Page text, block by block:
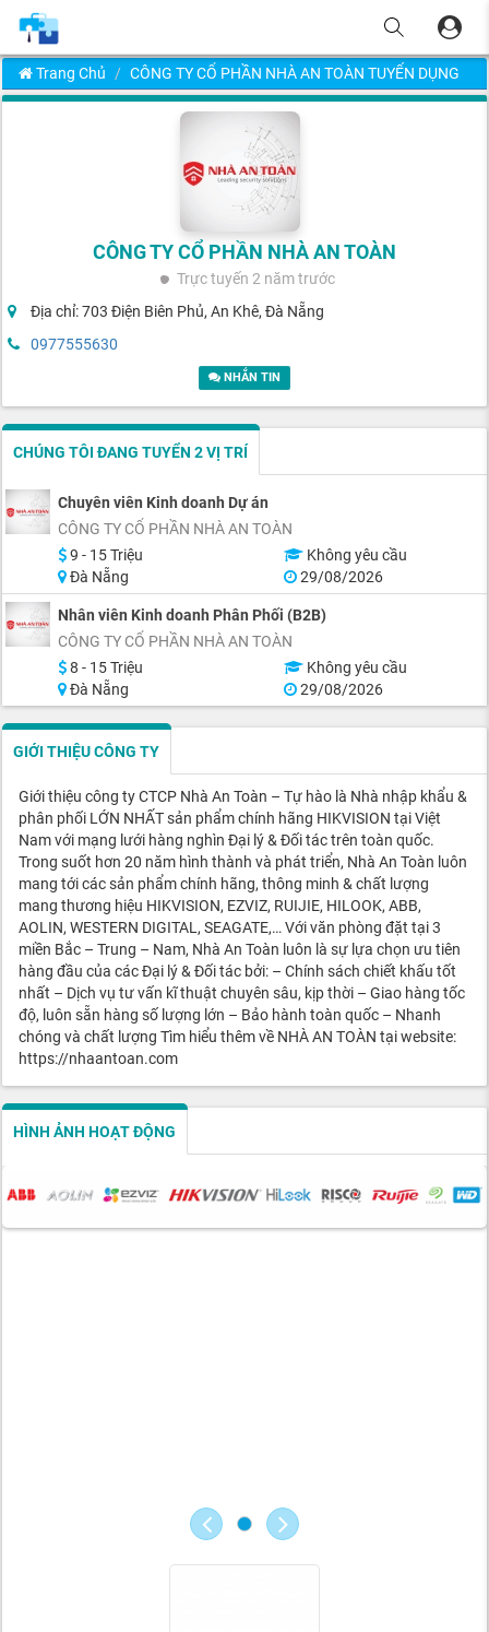
Trang Chủ CÔNG TY CỔ PHẦN NHÀ AN TOÀN TUYỂN DỤNG
CÔNG TY CỔ PHẦN NHÀ AN TOÀN
Trực tuyến 2 năm trước
Địa chỉ: 703 Điện Biên Phủ, An Khê, Đà Nẵng
0977555630
NHẮN TIN
CHÚNG TÔI ĐANG TUYỂN 2 VỊ TRÍ
Chuyên viên Kinh doanh Dự án
CÔNG TY CỔ PHẦN NHÀ AN TOÀN
9 - 15 Triệu
Không yêu cầu
Đà Nẵng
29/08/2026
Nhân viên Kinh doanh Phân Phối (B2B)
CÔNG TY CỔ PHẦN NHÀ AN TOÀN
8 - 15 Triệu
Không yêu cầu
Đà Nẵng
29/08/2026
GIỚI THIỆU CÔNG TY
Giới thiệu công ty CTCP Nhà An Toàn – Tự hào là Nhà nhập khẩu &
phân phối LỚN NHẤT sản phẩm chính hãng HIKVISION tại Việt
Nam với mạng lưới hàng nghìn Đại lý & Đối tác trên toàn quốc.
Trong suốt hơn 20 năm hình thành và phát triển, Nhà An Toàn luôn
mang tới các sản phẩm chính hãng, thông minh & chất lượng
mang thương hiệu HIKVISION, EZVIZ, RUIJIE, HILOOK, ABB,
AOLIN, WESTERN DIGITAL, SEAGATE,… Với văn phòng đặt tại 3
miền Bắc – Trung – Nam, Nhà An Toàn luôn là sự lựa chọn ưu tiên
hàng đầu của các Đại lý & Đối tác bởi: – Chính sách chiết khấu tốt
nhất – Dịch vụ tư vấn kĩ thuật chuyên sâu, kịp thời – Giao hàng tốc
độ, luôn sẵn hàng số lượng lớn – Bảo hành toàn quốc – Nhanh
chóng và chất lượng Tìm hiểu thêm về NHÀ AN TOÀN tại website:
https://nhaantoan.com
HÌNH ẢNH HOẠT ĐỘNG